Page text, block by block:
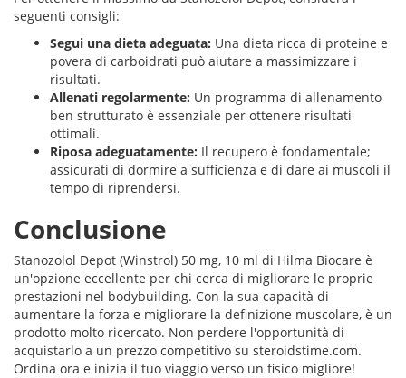
seguenti consigli:
Segui una dieta adeguata: Una dieta ricca di proteine e
povera di carboidrati può aiutare a massimizzare i
risultati.
Allenati regolarmente: Un programma di allenamento
ben strutturato è essenziale per ottenere risultati
ottimali.
Riposa adeguatamente: Il recupero è fondamentale;
assicurati di dormire a sufficienza e di dare ai muscoli il
tempo di riprendersi.
Conclusione
Stanozolol Depot (Winstrol) 50 mg, 10 ml di Hilma Biocare è
un'opzione eccellente per chi cerca di migliorare le proprie
prestazioni nel bodybuilding. Con la sua capacità di
aumentare la forza e migliorare la definizione muscolare, è un
prodotto molto ricercato. Non perdere l'opportunità di
acquistarlo a un prezzo competitivo su steroidstime.com.
Ordina ora e inizia il tuo viaggio verso un fisico migliore!